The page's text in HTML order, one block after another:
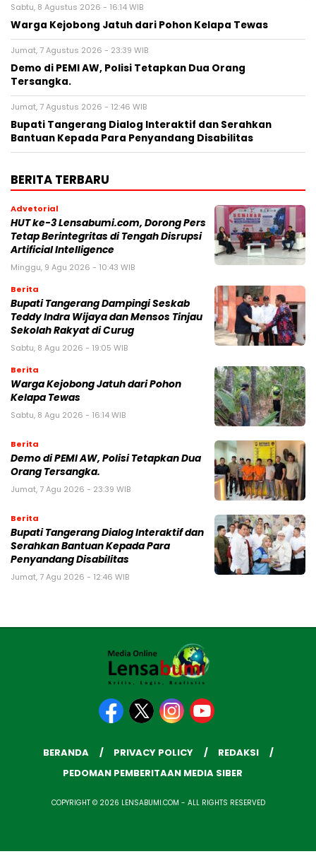
Sabtu, 8 Agustus 2026 - 16:14 WIB
Warga Kejobong Jatuh dari Pohon Kelapa Tewas
Jumat, 7 Agustus 2026 - 23:39 WIB
Demo di PEMI AW, Polisi Tetapkan Dua Orang
Tersangka.
Jumat, 7 Agustus 2026 - 12:46 WIB
Bupati Tangerang Dialog Interaktif dan Serahkan
Bantuan Kepada Para Penyandang Disabilitas
BERITA TERBARU
Advetorial
HUT ke-3 Lensabumi.com, Dorong Pers
Tetap Berintegritas di Tengah Disrupsi
Artificial Intelligence
Minggu, 9 Agu 2026 - 10:43 WIB
Berita
Bupati Tangerang Dampingi Seskab
Teddy Indra Wijaya dan Mensos Tinjau
Sekolah Rakyat di Curug
Sabtu, 8 Agu 2026 - 19:05 WIB
Berita
Warga Kejobong Jatuh dari Pohon
Kelapa Tewas
Sabtu, 8 Agu 2026 - 16:14 WIB
Berita
Demo di PEMI AW, Polisi Tetapkan Dua
Orang Tersangka.
Jumat, 7 Agu 2026 - 23:39 WIB
Berita
Bupati Tangerang Dialog Interaktif dan
Serahkan Bantuan Kepada Para
Penyandang Disabilitas
Jumat, 7 Agu 2026 - 12:46 WIB
BERANDA PRIVACY POLICY
REDAKSI
PEDOMAN PEMBERITAAN MEDIA SIBER
COPYRIGHT © 2026 LENSABUMI.COM - ALL RIGHTS RESERVED